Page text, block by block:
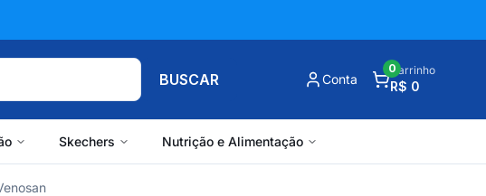
BUSCAR Conta
Carrinho
R$ 0
0
Skechers Nutrição e Alimentação